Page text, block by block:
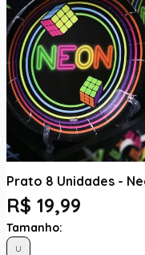
Prato 8 Unidades -
R$ 19,99
Tamanho:
U